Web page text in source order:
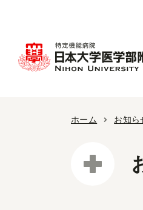
ホーム お知ら